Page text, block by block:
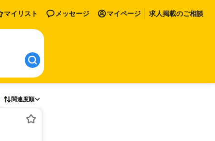
マイリスト メッセージ マイページ 求人掲載のご相談
関連度順